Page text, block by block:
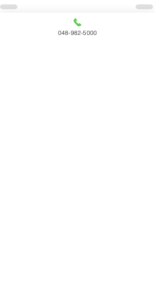
048-982-5000